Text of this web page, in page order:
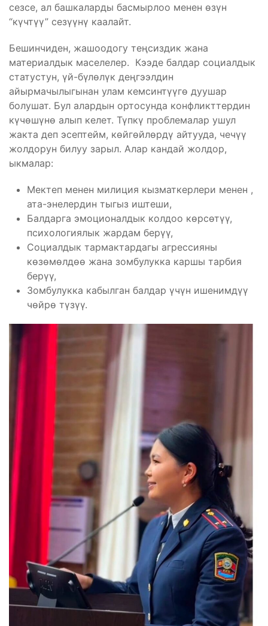
сезсе, ал башкаларды басмырлоо менен өзүн
“күчтүү” сезүүнү каалайт.
Бешинчиден, жашоодогу теңсиздик жана
материалдык маселелер. Кээде балдар социалдык
статустун, үй-бүлөлүк деңгээлдин
айырмачылыгынан улам кемсинтүүгө дуушар
болушат. Бул алардын ортосунда конфликттердин
күчөшүнө алып келет. Түпкү проблемалар ушул
жакта деп эсептейм, көйгөйлөрдү айтууда, чечүү
жолдорун билуу зарыл. Алар кандай жолдор,
ыкмалар:
Мектеп менен милиция кызматкерлери менен ,
ата-энелердин тыгыз иштеши,
Балдарга эмоционалдык колдоо көрсөтүү,
психологиялык жардам берүү,
Социалдык тармактардагы агрессияны
көзөмөлдөө жана зомбулукка каршы тарбия
берүү,
Зомбулукка кабылган балдар үчүн ишенимдүү
чөйрө түзүү.